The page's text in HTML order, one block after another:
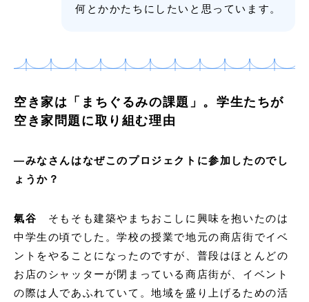
何とかかたちにしたいと思っています。
空き家は「まちぐるみの課題」。学生たちが
空き家問題に取り組む理由
―みなさんはなぜこのプロジェクトに参加したのでし
ょうか？
氣谷
そもそも建築やまちおこしに興味を抱いたのは
中学生の頃でした。学校の授業で地元の商店街でイベ
ントをやることになったのですが、普段はほとんどの
お店のシャッターが閉まっている商店街が、イベント
の際は人であふれていて。地域を盛り上げるための活